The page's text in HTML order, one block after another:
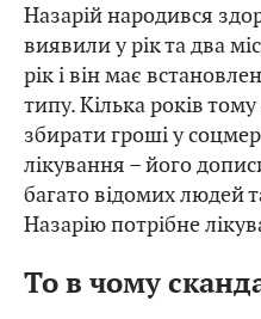
Назарій народився
виявили у рік та два
рік і він має
типу. Кілька років
збирати гроші у
лікування – його
багато відомих людей
Назарію потрібне
То в чому